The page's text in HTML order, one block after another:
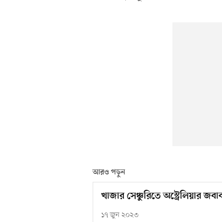
আরও পড়ুন
খাজার সেঞ্চুরিতে অস্ট্রেলিয়ার
১৭ জুন ২০২৩